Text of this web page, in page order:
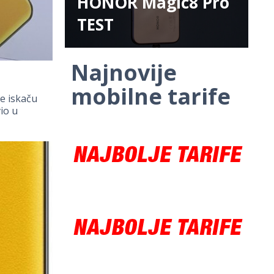
iskaču
u
TEST
Najnovije
mobilne tarife